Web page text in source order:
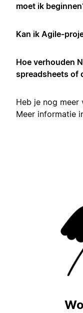
moet ik
Kan ik Agile-
Hoe verhouden
spreadsheets of
Heb je nog meer
Meer informatie